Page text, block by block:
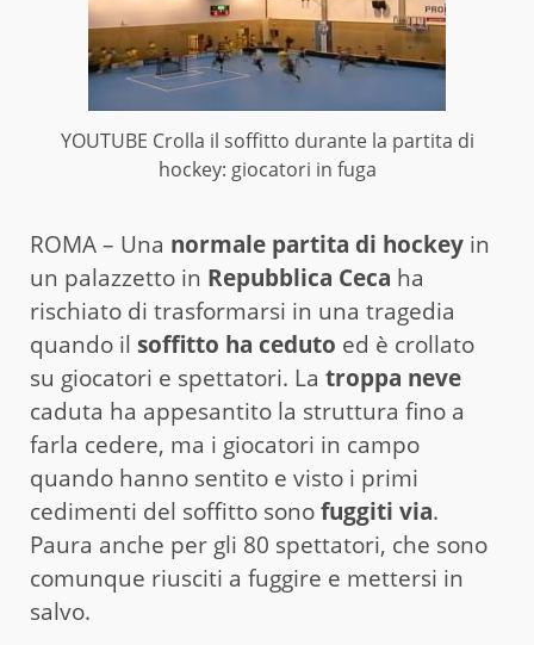
YOUTUBE Crolla il soffitto durante la partita di
hockey: giocatori in fuga
ROMA – Una normale partita di hockey in
un palazzetto in Repubblica Ceca ha
rischiato di trasformarsi in una tragedia
quando il soffitto ha ceduto ed è crollato
su giocatori e spettatori. La troppa neve
caduta ha appesantito la struttura fino a
farla cedere, ma i giocatori in campo
quando hanno sentito e visto i primi
cedimenti del soffitto sonofuggiti via.
Paura anche per gli 80 spettatori, che sono
comunque riusciti a fuggire e mettersi in
salvo.